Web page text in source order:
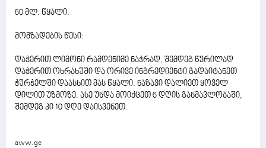
60 მლ. წყალი.
მომზადების წესი:
დაჭერით ლიმონი რამდენიმე ნაჭრად, შემდეგ წვრილად
დაჭერით ოხრახუში და ორივე ინგრედიენტი გადაიტანეთ
ჭურჭელში დაასხით მას წყალი. ნაზავი დალიეთ ყოველ
დილით უზმოზე. ასე უნდა მოიქცეთ 6 დღის განმავლობაში,
შემდეგ კი 10 დღე დაისვენეთ.
aww.ge